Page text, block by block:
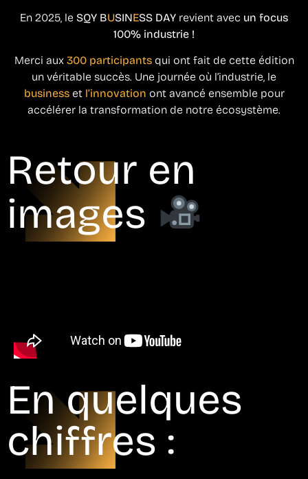
En 2025, le SQY BUSINESS DAY revient avec un focus
100% industrie !
Merci aux 300 participantsqui ont fait de cette édition
un véritable succès. Une journée où l’industrie, le
businesset l’innovation ont avancé ensemble pour
accélérer la transformation de notre écosystème.
Retour en
images
En quelques
chiffres :